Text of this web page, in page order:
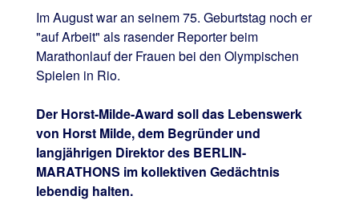
Im August war an seinem 75. Geburtstag noch er
"auf Arbeit" als rasender Reporter beim
Marathonlauf der Frauen bei den Olympischen
Spielen in Rio.
Der Horst-Milde-Award soll das Lebenswerk
von Horst Milde, dem Begründer und
langjährigen Direktor des BERLIN-
MARATHONS im kollektiven Gedächtnis
lebendig halten.